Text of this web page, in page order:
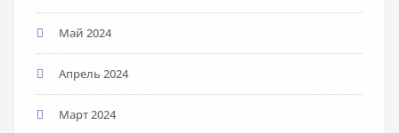
Май 2024
Апрель 2024
Март 2024